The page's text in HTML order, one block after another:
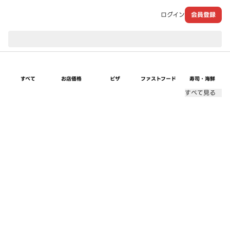
ログイン 会員登録
すべて お店価格 ピザ ファストフード 寿司・海鮮
すべて見る